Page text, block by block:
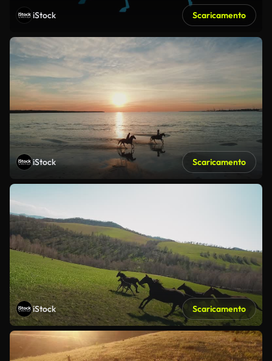
iStock Scaricamento
iStock Scaricamento
iStock Scaricamento